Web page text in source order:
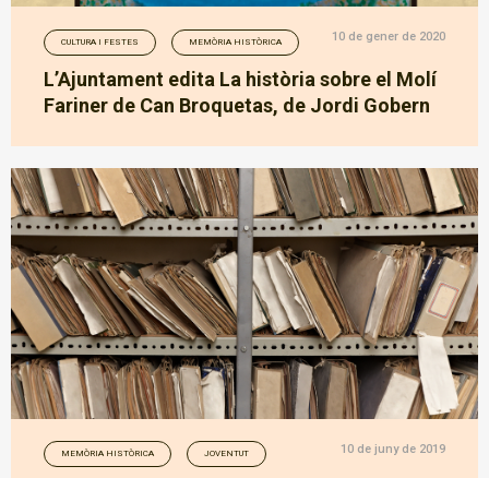
CULTURA I FESTES MEMÒRIA HISTÒRICA 10 de gener de 2020
L’Ajuntament edita La història sobre el Molí
Fariner de Can Broquetas, de Jordi Gobern
MEMÒRIA HISTÒRICA JOVENTUT 10 de juny de 2019